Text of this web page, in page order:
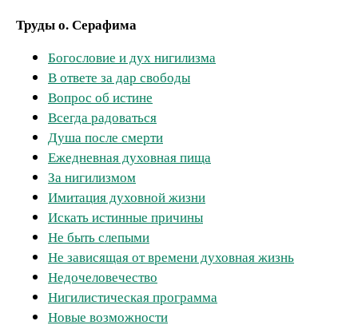
Труды о. Серафима
Богословие и дух нигилизма
В ответе за дар свободы
Вопрос об истине
Всегда радоваться
Душа после смерти
Ежедневная духовная пища
За нигилизмом
Имитация духовной жизни
Искать истинные причины
Не быть слепыми
Не зависящая от времени духовная жизнь
Недочеловечество
Нигилистическая программа
Новые возможности